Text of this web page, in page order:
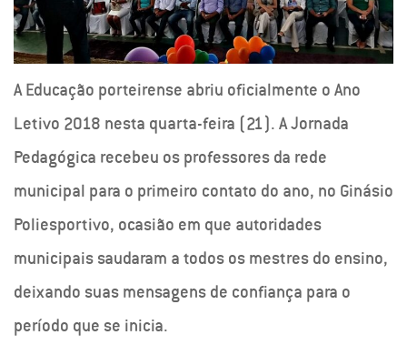
A Educação porteirense abriu oficialmente o Ano
Letivo 2018 nesta quarta-feira (21). A Jornada
Pedagógica recebeu os professores da rede
municipal para o primeiro contato do ano, no Ginásio
Poliesportivo, ocasião em que autoridades
municipais saudaram a todos os mestres do ensino,
deixando suas mensagens de confiança para o
período que se inicia.